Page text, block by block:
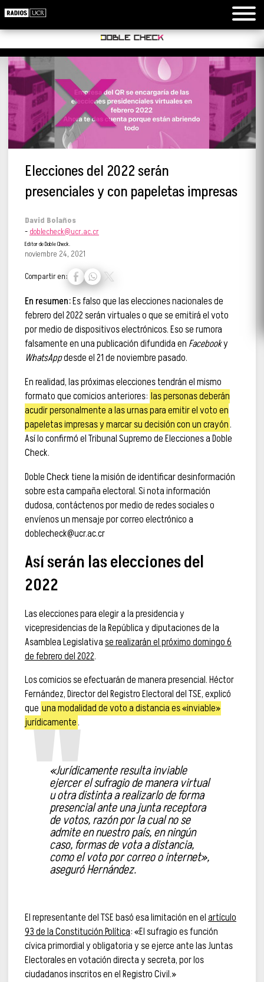
Elecciones del 2022 serán
presenciales y con papeletas impresas
David Bolaños
- doblecheck@ucr.ac.cr
Editor de Doble Check.
noviembre 24, 2021
Compartir en:
En resumen:Es falso que las elecciones nacionales de
febrero del 2022 serán virtuales o que se emitirá el voto
por medio de dispositivos electrónicos. Eso se rumora
falsamente en una publicación difundida en Facebooky
WhatsAppdesde el 21 de noviembre pasado.
En realidad, las próximas elecciones tendrán el mismo
formato que comicios anteriores: las personas deberán
acudir personalmente a las urnas para emitir el voto en
papeletas impresas y marcar su decisión con un crayón.
Así lo confirmó el Tribunal Supremo de Elecciones a Doble
Check.
Doble Check tiene la misión de identificar desinformación
sobre esta campaña electoral. Si nota información
dudosa, contáctenos por medio de redes sociales o
envíenos un mensaje por correo electrónico a
doblecheck@ucr.ac.cr
Así serán las elecciones del
2022
Las elecciones para elegir a la presidencia y
vicepresidencias de la República y diputaciones de la
Asamblea Legislativase realizarán el próximo domingo 6
de febrero del 2022.
Los comicios se efectuarán de manera presencial. Héctor
Fernández, Director del Registro Electoral del TSE, explicó
que una modalidad de voto a distancia es «inviable»
jurídicamente.
«Jurídicamente resulta inviable
ejercer el sufragio de manera virtual
u otra distinta a realizarlo de forma
presencial ante una junta receptora
de votos, razón por la cual no se
admite en nuestro país, en ningún
caso, formas de vota a distancia,
como el voto por correo o internet»,
aseguró Hernández.
El representante del TSE basó esa limitación en elartículo
93 de la Constitución Política: «El sufragio es función
cívica primordial y obligatoria y se ejerce ante las Juntas
Electorales en votación directa y secreta, por los
ciudadanos inscritos en el Registro Civil.»